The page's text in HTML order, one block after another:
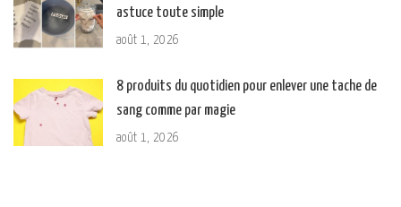
astuce toute simple
août 1, 2026
8 produits du quotidien pour enlever une tache de
sang comme par magie
août 1, 2026